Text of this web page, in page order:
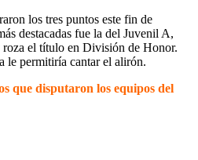
los tres puntos este fin de
destacadas fue la del Juvenil A,
el título en División de Honor.
le permitiría cantar el alirón.
que disputaron los equipos del